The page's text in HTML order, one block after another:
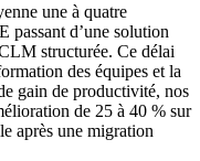
une à quatre
passant d’une solution
structurée. Ce délai
des équipes et la
gain de productivité, nos
de 25 à 40 % sur
après une migration